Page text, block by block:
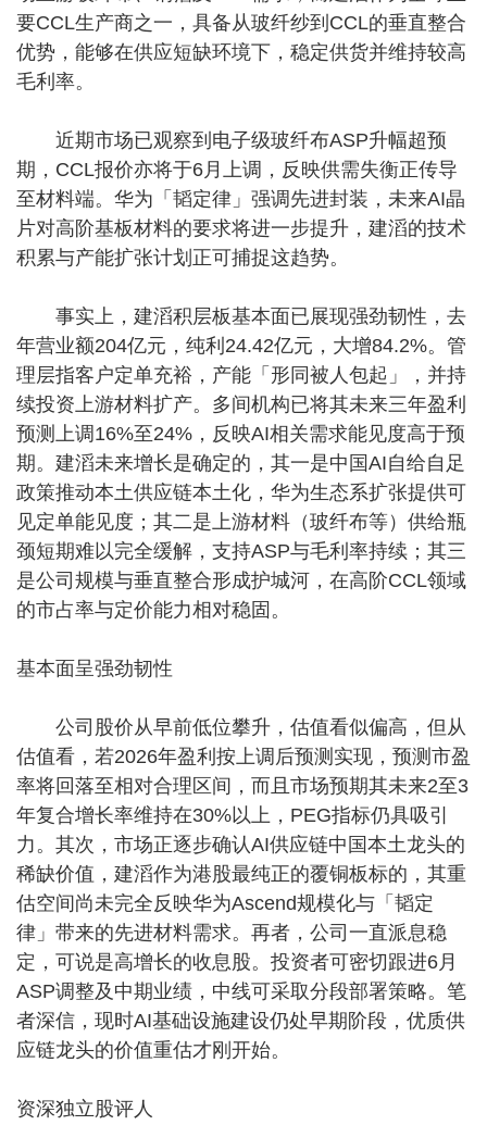
要CCL生产商之一，具备从玻纤纱到CCL的垂直整合
优势，能够在供应短缺环境下，稳定供货并维持较高
毛利率。
近期市场已观察到电子级玻纤布ASP升幅超预
期，CCL报价亦将于6月上调，反映供需失衡正传导
至材料端。华为「韬定律」强调先进封装，未来AI晶
片对高阶基板材料的要求将进一步提升，建滔的技术
积累与产能扩张计划正可捕捉这趋势。
事实上，建滔积层板基本面已展现强劲韧性，去
年营业额204亿元，纯利24.42亿元，大增84.2%。管
理层指客户定单充裕，产能「形同被人包起」，并持
续投资上游材料扩产。多间机构已将其未来三年盈利
预测上调16%至24%，反映AI相关需求能见度高于预
期。建滔未来增长是确定的，其一是中国AI自给自足
政策推动本土供应链本土化，华为生态系扩张提供可
见定单能见度；其二是上游材料（玻纤布等）供给瓶
颈短期难以完全缓解，支持ASP与毛利率持续；其三
是公司规模与垂直整合形成护城河，在高阶CCL领域
的市占率与定价能力相对稳固。
基本面呈强劲韧性
公司股价从早前低位攀升，估值看似偏高，但从
估值看，若2026年盈利按上调后预测实现，预测市盈
率将回落至相对合理区间，而且市场预期其未来2至3
年复合增长率维持在30%以上，PEG指标仍具吸引
力。其次，市场正逐步确认AI供应链中国本土龙头的
稀缺价值，建滔作为港股最纯正的覆铜板标的，其重
估空间尚未完全反映华为Ascend规模化与「韬定
律」带来的先进材料需求。再者，公司一直派息稳
定，可说是高增长的收息股。投资者可密切跟进6月
ASP调整及中期业绩，中线可采取分段部署策略。笔
者深信，现时AI基础设施建设仍处早期阶段，优质供
应链龙头的价值重估才刚开始。
资深独立股评人